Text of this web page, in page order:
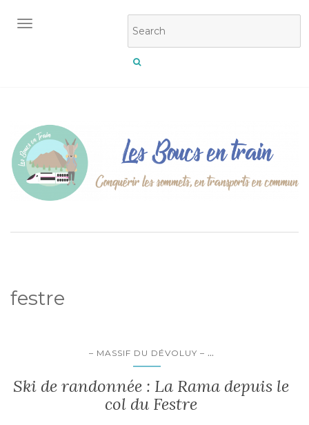
OUVRIR/FERMER LA NAVIGATION
festre
– MASSIF DU DÉVOLUY – ...
Ski de randonnée : La Rama depuis le
col du Festre